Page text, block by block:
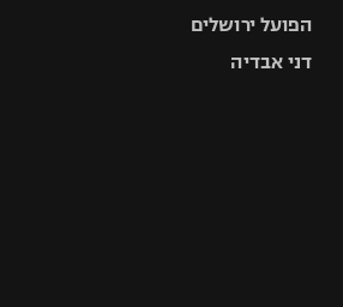
הפועל ירושלים
דני אבדיה